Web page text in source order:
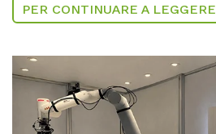
PER CONTINUARE A LEGGERE